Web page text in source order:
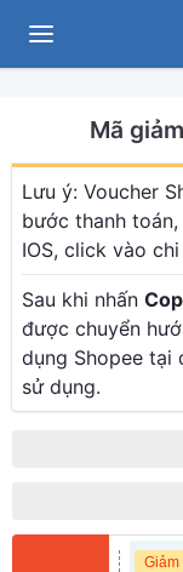
Mã
Lưu ý: Voucher
bước thanh
IOS, click vào
Sau khi nhấn
được chuyển
dụng Shopee tại
sử dụng.
Giảm